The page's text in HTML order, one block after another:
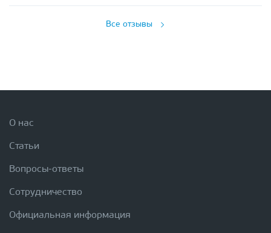
Все отзывы
О нас
Статьи
Вопросы-ответы
Сотрудничество
Официальная информация